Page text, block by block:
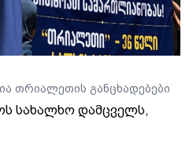
თრიალეთის განცხადებები
სახალხო დამცველს,